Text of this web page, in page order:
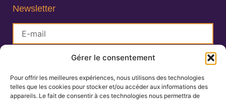
Gérer le consentement
Pour offrir les meilleures expériences, nous utilisons des technologies
telles que les cookies pour stocker et/ou accéder aux informations des
appareils. Le fait de consentir à ces technologies nous permettra de
Newsletter
S'inscrire
Lisa Charlin